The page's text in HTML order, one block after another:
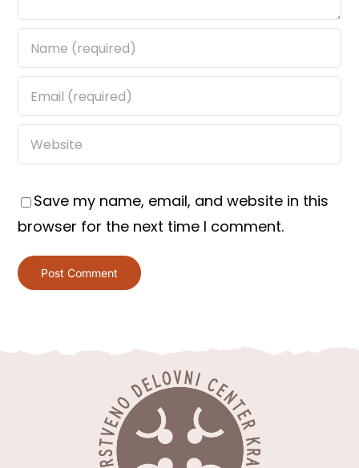
Save my name, email, and website in this
browser for the next time I comment.